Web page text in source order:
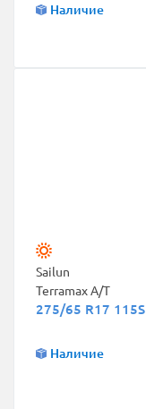
Наличие
Sailun
Terramax A/T
275/65 R17 115S
Наличие